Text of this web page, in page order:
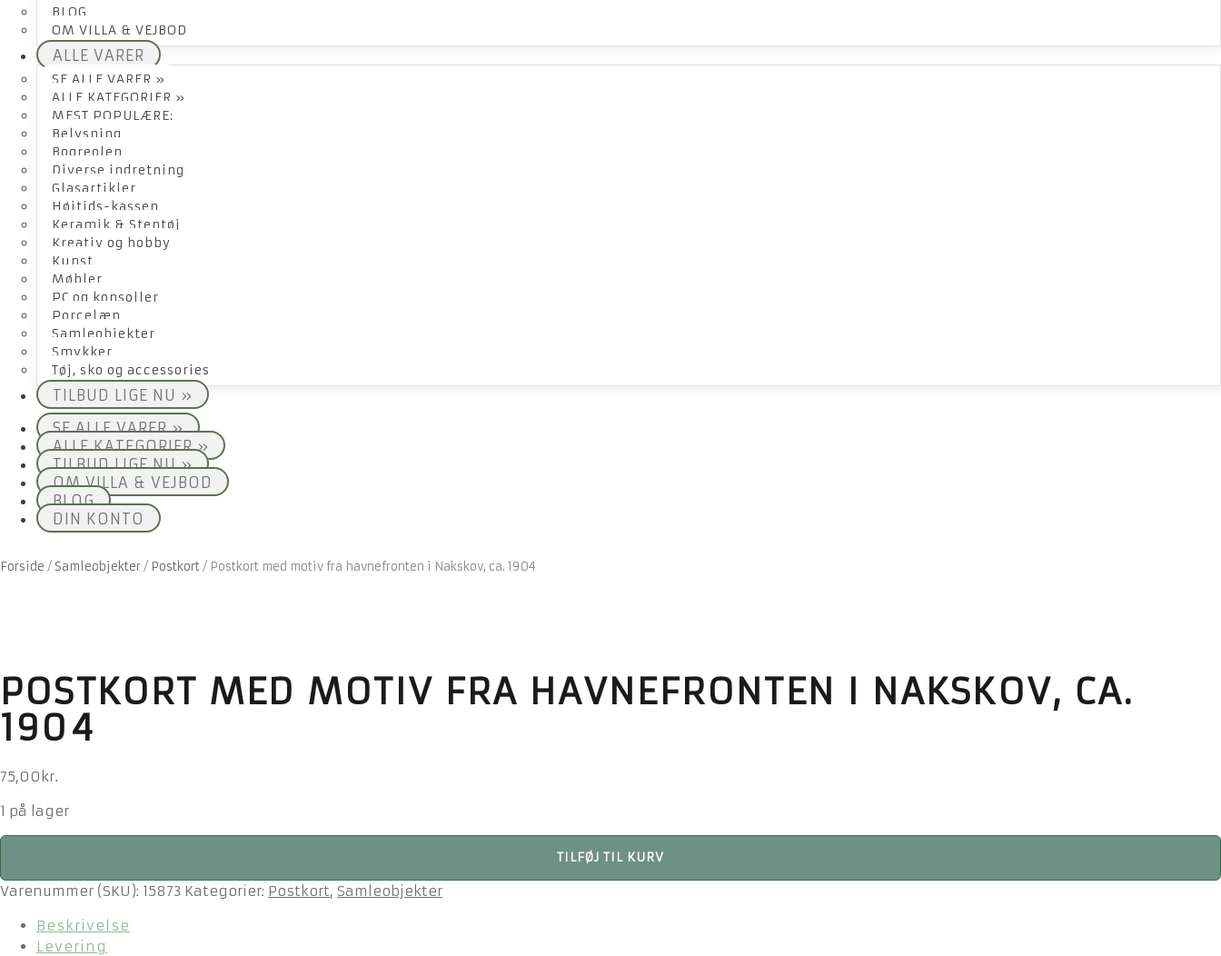
BLOG
OM VILLA & VEJBOD
ALLE VARER
SE ALLE VARER »
ALLE KATEGORIER »
MEST POPULÆRE:
Belysning
Bogreolen
Diverse indretning
Glasartikler
Højtids-kassen
Keramik & Stentøj
Kreativ og hobby
Kunst
Møbler
PC og konsoller
Porcelæn
Samleobjekter
Smykker
Tøj, sko og accessories
TILBUD LIGE NU »
SE ALLE VARER »
ALLE KATEGORIER »
TILBUD LIGE NU »
OM VILLA & VEJBOD
BLOG
DIN KONTO
Forside / Samleobjekter/ Postkort/ Postkort med motiv fra havnefronten i Nakskov, ca. 1904
POSTKORT MED MOTIV FRA HAVNEFRONTEN I NAKSKOV, CA.
1904
75,00 kr.
1 på lager
Postkort
motiv
havnefronten
TILFØJ TIL KURV
Varenummer (SKU): 15873 Kategorier: Postkort, Samleobjekter
Beskrivelse
Levering